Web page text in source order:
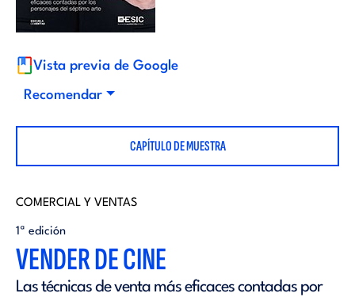
d
t
o
r
i
a
Vista previa de Google
Recomendar
CAPÍTULO DE MUESTRA
COMERCIAL Y VENTAS
1ª edición
VENDER DE CINE
Las técnicas de venta más eficaces contadas por